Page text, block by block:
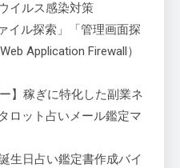
イルス感染対策
イル探索」「管理画面探
Application Firewall）
】稼ぎに特化した副業ネ
ロット占いメール鑑定マ
生日占い鑑定書作成バイ